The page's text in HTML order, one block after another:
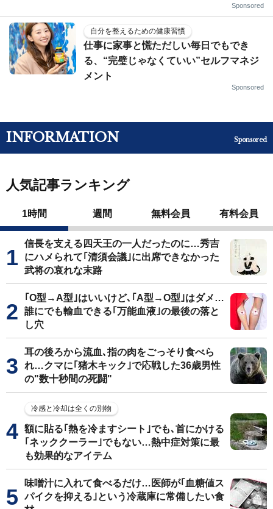
Sponsored
自分を整えるための健康習慣
仕事に家事と慌ただしい毎日でもでき
る、“完璧じゃなくていい”セルフマネジ
メント
Sponsored
INFORMATION Sponsored
人気記事ランキング
1時間 週間 無料会員 有料会員
信長を支える四天王の一人だったのに…秀吉
にハメられて｢清須会議｣に出席できなかった
武将の哀れな末路
｢O型→A型｣はいいけど､｢A型→O型｣はダメ…
誰にでも輸血できる｢万能血液｣の最後の落と
し穴
耳の後ろから流血､指の肉をごっそり食べら
れ…クマに｢猪木キック｣で応戦した36歳男性
の"数十秒間の死闘"
冷感と冷却は全くの別物
額に貼る｢熱を冷ますシート｣でも､首にかける
｢ネッククーラー｣でもない…熱中症対策に最
も効果的なアイテム
味噌汁に入れて食べるだけ…医師が｢血糖値ス
パイクを抑える｣という冷蔵庫に常備したい食